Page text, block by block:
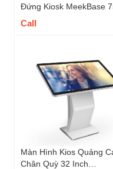
Đứng Kiosk MeekBase
inch - M75FS
Call
Màn Hình Kios Quảng
Chân Quỳ 32 Inch